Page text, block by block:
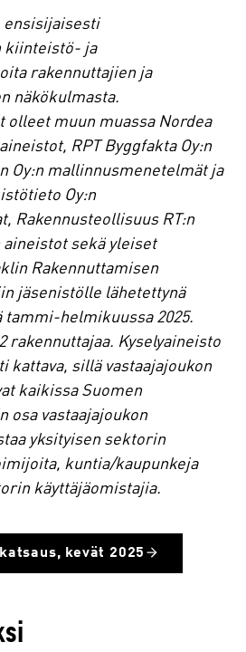
ensisijaisesti
kiinteistö- ja
rakennuttajien ja
näkökulmasta.
olleet muun muassa Nordea
RPT Byggfakta Oy:n
Oy:n mallinnusmenetelmät ja
Oy:n
Rakennusteollisuus RT:n
sekä yleiset
Rakennuttamisen
jäsenistölle lähetettynä
tammi-helmikuussa 2025.
rakennuttajaa. Kyselyaineisto
kattava, sillä vastaajajoukon
kaikissa Suomen
osa vastaajajoukon
yksityisen sektorin
kuntia/kaupunkeja
käyttäjäomistajia.
kevät 2025